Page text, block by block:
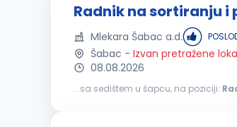
Radnik na sortiranju i
Mlekara Šabac a.d.
Šabac - Izvan pretražene
08.08.2026
...sa sedištem u šapcu, na poziciji: